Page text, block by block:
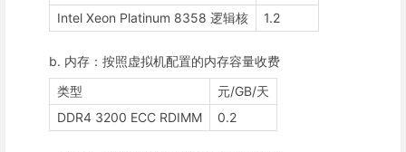
Intel Xeon Platinum 8358 逻辑核
1.2
b. 内存：按照虚拟机配置的内存容量收费
类型
元/GB/天
DDR4 3200 ECC RDIMM
0.2